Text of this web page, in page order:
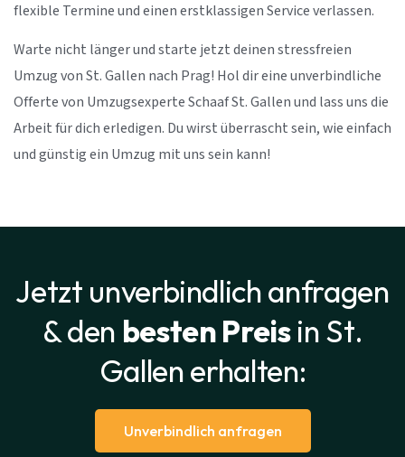
flexible Termine und einen erstklassigen Service verlassen.
Warte nicht länger und starte jetzt deinen stressfreien
Umzug von St. Gallen nach Prag! Hol dir eine unverbindliche
Offerte von Umzugsexperte Schaaf St. Gallen und lass uns die
Arbeit für dich erledigen. Du wirst überrascht sein, wie einfach
und günstig ein Umzug mit uns sein kann!
Jetzt unverbindlich anfragen
& den besten Preisin St.
Gallen erhalten:
Unverbindlich anfragen